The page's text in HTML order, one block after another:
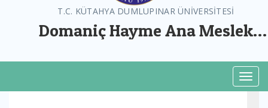
T.C. KÜTAHYA DUMLUPINAR ÜNİVERSİTESİ
Domaniç Hayme Ana Meslek